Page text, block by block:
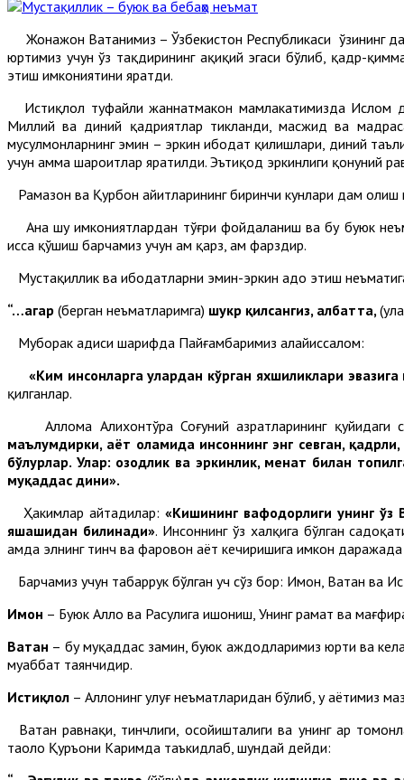
Жонажон Ватанимиз – Ўзбекистон Республикаси ўзининг
юртимиз учун ўз тақдирининг ҳақиқий эгаси бўлиб, қадр-
этиш имкониятини яратди.
Истиқлол туфайли жаннатмакон мамлакатимизда Ислом
Миллий ва диний қадриятлар тикланди, масжид ва
мусулмонларнинг эмин – эркин ибодат қилишлари, диний
учун ҳамма шароитлар яратилди. Эътиқод эркинлиги қонуний
Рамазон ва Қурбон ҳайитларининг биринчи кунлари дам
Ана шу имкониятлардан тўғри фойдаланиш ва бу буюк
ҳисса қўшиш барчамиз учун ҳам қарз, ҳам фарздир.
Мустақиллик ва ибодатларни эмин-эркин адо этиш
“…агар (берган неъматларимга) шукр қилсангиз, албатта,
Муборак ҳадиси шарифда Пайғамбаримиз алайҳиссалом:
«Ким инсонларга улардан кўрган яхшиликлари эвазига
қилганлар.
Аллома Алихонтўра Соғуний ҳазратларининг қуйидаги
маълумдирки, ҳаёт оламида инсоннинг энг севган,
бўлурлар. Улар: озодлик ва эркинлик, меҳнат билан
муқаддас дини».
Ҳакимлар айтадилар: «Кишининг вафодорлиги унинг ўз
яшашидан билинади». Инсоннинг ўз халқига бўлган
ҳамда элнинг тинч ва фаровон ҳаёт кечиришига имкон
Барчамиз учун табаррук бўлган уч сўз бор: Имон, Ватан ва
Имон – Буюк Аллоҳ ва Расулига ишониш, Унинг раҳмат ва
Ватан – бу муқаддас замин, буюк аждодларимиз юрти ва
муҳаббат таянчидир.
Истиқлол – Аллоҳнинг улуғ неъматларидан бўлиб, у
Ватан равнақи, тинчлиги, осойишталиги ва унинг ҳар
таоло Қуръони Каримда таъкидлаб, шундай дейди: